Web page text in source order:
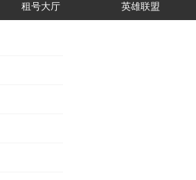
租号大厅 英雄联盟